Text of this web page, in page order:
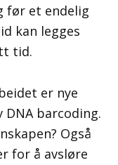
før et endelig
kan legges
tid.
er nye
DNA barcoding.
Også
for å avsløre